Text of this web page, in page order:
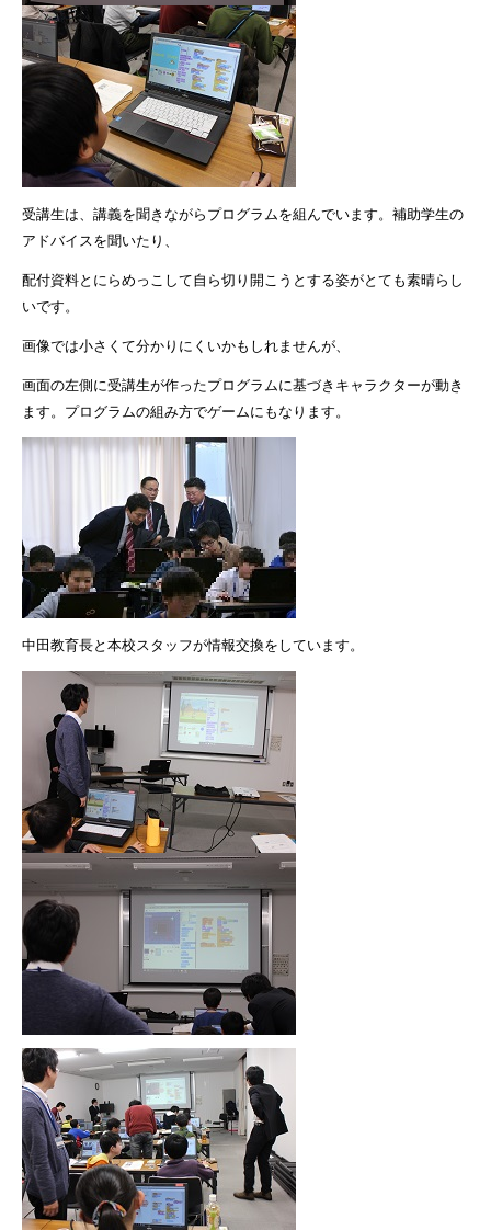
受講生は、講義を聞きながらプログラムを組んでいます。補助学生の
アドバイスを聞いたり、
配付資料とにらめっこして自ら切り開こうとする姿がとても素晴らし
いです。
画像では小さくて分かりにくいかもしれませんが、
画面の左側に受講生が作ったプログラムに基づきキャラクターが動き
ます。プログラムの組み方でゲームにもなります。
中田教育長と本校スタッフが情報交換をしています。